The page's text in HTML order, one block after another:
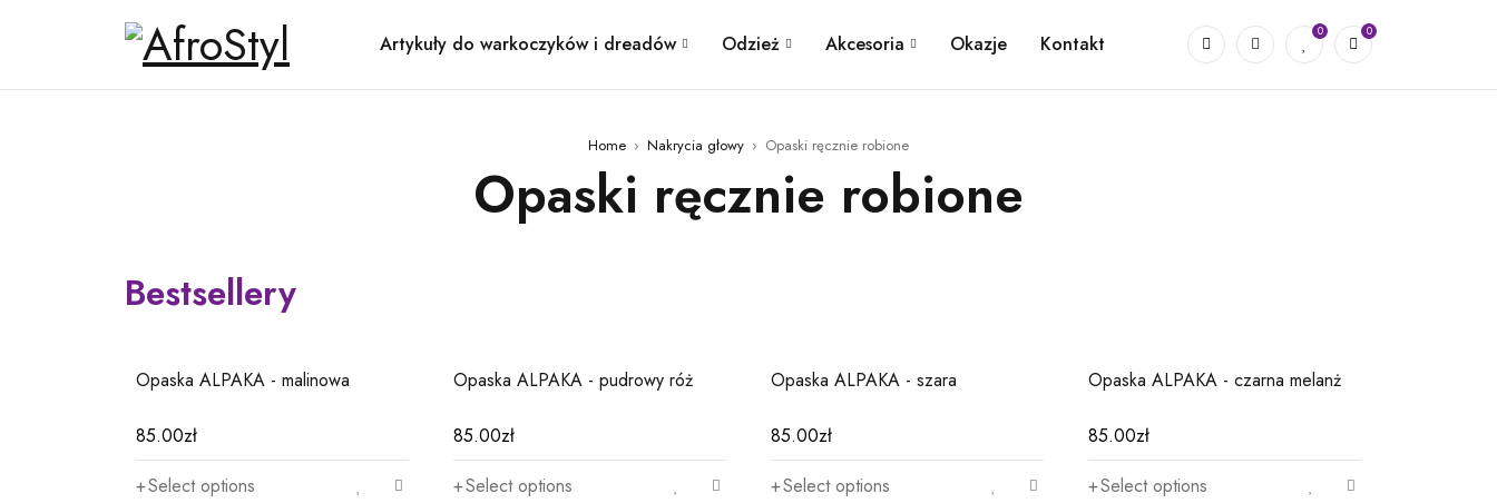
Artykuły do warkoczyków i dreadów Odzież Akcesoria Okazje Kontakt
0 0
Home › Nakrycia głowy › Opaski ręcznie robione
Opaski ręcznie robione
Bestsellery
Opaska ALPAKA - malinowa
85.00zł
Select options
Opaska ALPAKA - pudrowy róż
85.00zł
Select options
Opaska ALPAKA - szara
85.00zł
Select options
04
Opaska ALPAKA - czarna melanż
85.00zł
Select options